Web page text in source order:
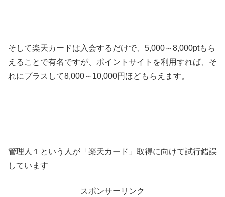
そして楽天カードは入会するだけで、5,000～8,000ptもら
えることで有名ですが、ポイントサイトを利用すれば、そ
れにプラスして8,000～10,000円ほどもらえます。
管理人１という人が「楽天カード」取得に向けて試行錯誤
しています
スポンサーリンク